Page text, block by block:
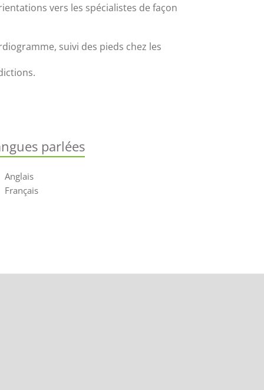
vers les spécialistes de façon
suivi des pieds chez les
parlées
Anglais
Français